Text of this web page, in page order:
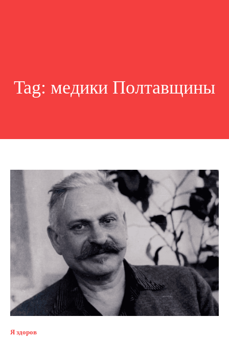
Tag: медики Полтавщины
Я здоров